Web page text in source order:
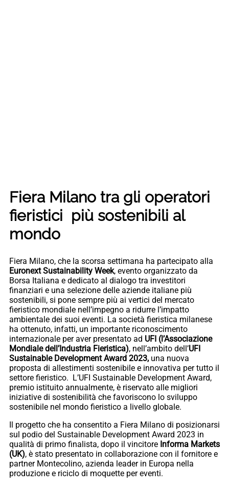
Fiera Milano tra gli operatori
fieristici più sostenibili al
mondo
Fiera Milano, che la scorsa settimana ha partecipato alla
Euronext Sustainability Week, evento organizzato da
Borsa Italiana e dedicato al dialogo tra investitori
finanziari e una selezione delle aziende italiane più
sostenibili, si pone sempre più ai vertici del mercato
fieristico mondiale nell’impegno a ridurre l’impatto
ambientale dei suoi eventi. La società fieristica milanese
ha ottenuto, infatti, un importante riconoscimento
internazionale per aver presentato ad UFI (l’Associazione
Mondiale dell’Industria Fieristica), nell’ambito dell’UFI
Sustainable Development Award 2023, una nuova
proposta di allestimenti sostenibile e innovativa per tutto il
settore fieristico. L’UFI Sustainable Development Award,
premio istituito annualmente, è riservato alle migliori
iniziative di sostenibilità che favoriscono lo sviluppo
sostenibile nel mondo fieristico a livello globale.
Il progetto che ha consentito a Fiera Milano di posizionarsi
sul podio del Sustainable Development Award 2023 in
qualità di primo finalista, dopo il vincitore Informa Markets
(UK), è stato presentato in collaborazione con il fornitore e
partner Montecolino, azienda leader in Europa nella
produzione e riciclo di moquette per eventi.